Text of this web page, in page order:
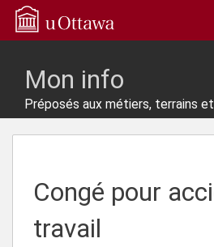
Mon info
Préposés aux métiers, terrains
Congé pour
travail